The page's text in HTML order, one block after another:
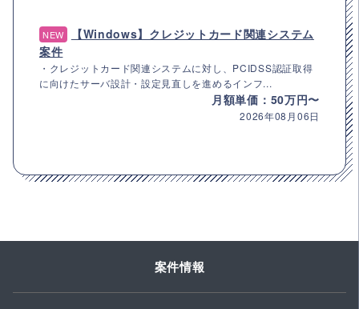
NEW
【Windows】クレジットカード関連システム
案件
・クレジットカード関連システムに対し、PCIDSS認証取得
に向けたサーバ設計・設定見直しを進めるインフ...
月額単価：50万円〜
2026年08月06日
案件情報